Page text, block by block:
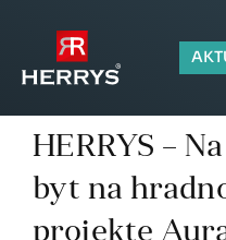
HERRYS –
byt na
projekte